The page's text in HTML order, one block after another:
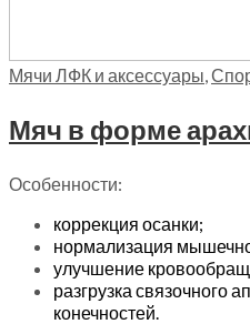
Мячи ЛФК и аксессуары
Особенности:
коррекция осанки;
нормализация
улучшение
разгрузка связочного
конечностей.